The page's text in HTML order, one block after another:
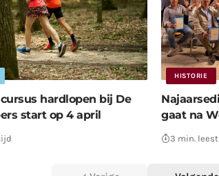
hardlopen bij De
start op 4 april
HISTORIE
gaat na
3 min.